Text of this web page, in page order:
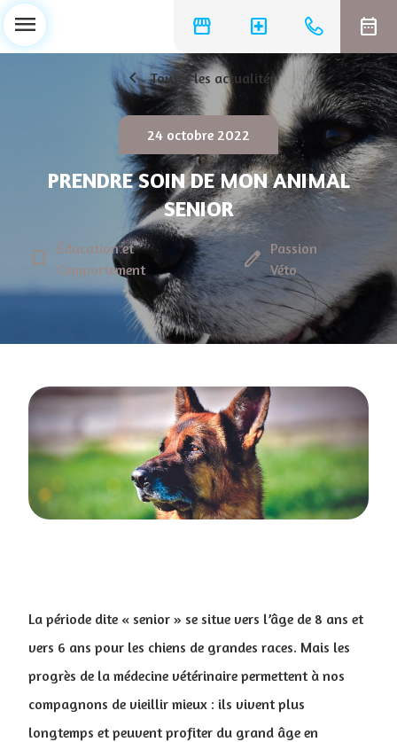
storefront local_hospital date_range
menu
chevron_left Toutes les actualités
24 octobre 2022
PRENDRE SOIN DE MON ANIMAL
SENIOR
bookmark_border
Éducation et
Comportement
edit Passion
Véto
La période dite « senior » se situe vers l’âge de 8 ans et
vers 6 ans pour les chiens de grandes races. Mais les
progrès de la médecine vétérinaire permettent à nos
compagnons de vieillir mieux : ils vivent plus
longtemps et peuvent profiter du grand âge en